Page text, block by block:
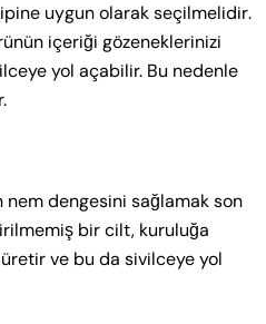
uygun olarak seçilmelidir.
içeriği gözeneklerinizi
yol açabilir. Bu nedenle
nem dengesini sağlamak son
bir cilt, kuruluğa
ve bu da sivilceye yol